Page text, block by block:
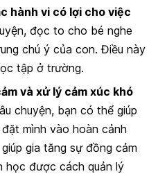
hành vi có lợi cho việc
đọc to cho bé nghe
chú ý của con. Điều này
tập ở trường.
và xử lý cảm xúc khó
chuyện, bạn có thể giúp
mình vào hoàn cảnh
gia tăng sự đồng cảm
học được cách quản lý